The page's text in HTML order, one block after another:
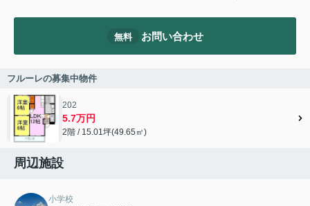
無料 お問い合わせ
フルーレの募集中物件
202
5.7万円
2階 / 15.01坪(49.65㎡)
周辺施設
小学校